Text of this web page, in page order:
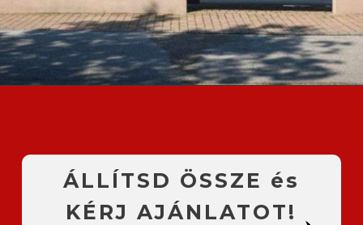
ÁLLÍTSD ÖSSZE és
KÉRJ AJÁNLATOT!